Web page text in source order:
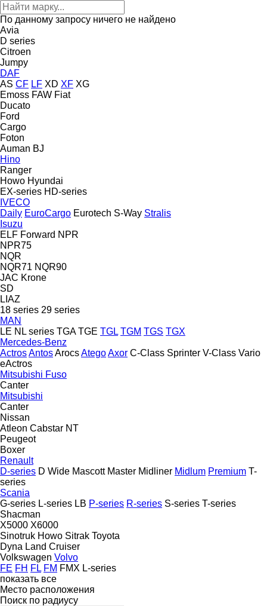
По данному запросу ничего не найдено
Avia
D series
Citroen
Jumpy
DAF
AS CF LF XD XF XG
Emoss FAW Fiat
Ducato
Ford
Cargo
Foton
Auman BJ
Hino
Ranger
Howo Hyundai
EX-series HD-series
IVECO
Daily EuroCargo Eurotech S-Way Stralis
Isuzu
ELF Forward NPR
NPR75
NQR
NQR71 NQR90
JAC Krone
SD
LIAZ
18 series 29 series
MAN
LE NL series TGA TGE TGL TGM TGS TGX
Mercedes-Benz
ActrosAntosArocsAtegoAxor C-Class Sprinter V-Class Vario
eActros
Mitsubishi Fuso
Canter
Mitsubishi
Canter
Nissan
Atleon Cabstar NT
Peugeot
Boxer
Renault
D-series D Wide Mascott Master Midliner Midlum Premium T-
series
Scania
G-series L-series LB P-series R-series S-series T-series
Shacman
X5000 X6000
Sinotruk Howo Sitrak Toyota
Dyna Land Cruiser
Volkswagen Volvo
FE FH FL FM FMX L-series
показать все
Место расположения
Поиск по радиусу